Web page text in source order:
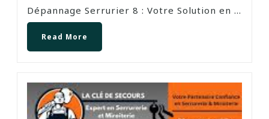
Dépannage Serrurier 8 : Votre Solution en ...
Read More